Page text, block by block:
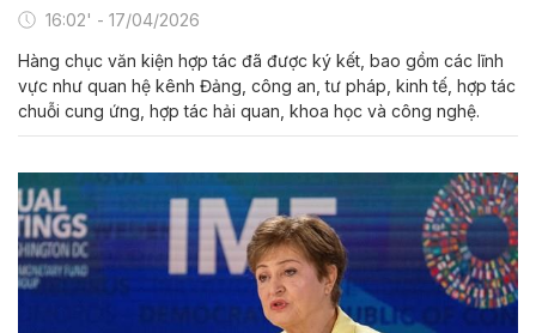
16:02' - 17/04/2026
Hàng chục văn kiện hợp tác đã được ký kết, bao gồm các lĩnh
vực như quan hệ kênh Đảng, công an, tư pháp, kinh tế, hợp tác
chuỗi cung ứng, hợp tác hải quan, khoa học và công nghệ.